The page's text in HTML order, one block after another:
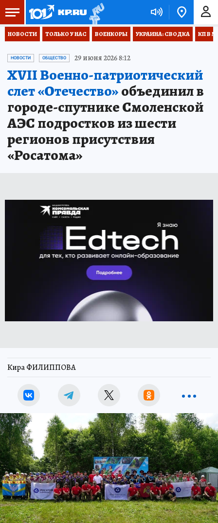
НОВОСТИ ТОЛЬКО У НАС ВОЕНКОРЫ УКРАИНА: СВОДКА КП В
НОВОСТИ ОБЩЕСТВО 29 июня 2026 8:12
XVII Военно-патриотический
слет «Отечество»объединил в
городе-спутнике Смоленской
АЭС подростков из шести
регионов присутствия
«Росатома»
Кира ФИЛИППОВА